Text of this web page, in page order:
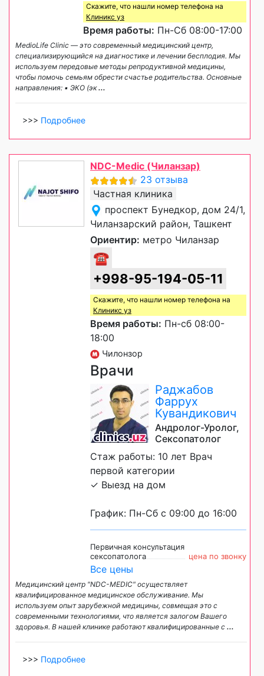
Скажите, что нашли номер телефона на
Клиникс уз
Время работы: Пн-Сб 08:00-17:00
MedioLife Clinic — это современный медицинский центр,
специализирующийся на диагностике и лечении бесплодия. Мы
используем передовые методы репродуктивной медицины,
чтобы помочь семьям обрести счастье родительства. Основные
направления: ▪️ ЭКО (эк...
>>> Подробнее
NDC-Medic (Чиланзар)
23 отзыва
Частная клиника
проспект Бунедкор, дом 24/1,
Чиланзарский район, Ташкент
Ориентир: метро Чиланзар
☎
+998-95-194-05-11
Скажите, что нашли номер телефона на
Клиникс уз
Время работы: Пн-сб 08:00-
18:00
Чилонзор
Врачи
Раджабов
Фаррух
Кувандикович
Андролог-Уролог,
Сексопатолог
Стаж работы: 10 лет Врач
первой категории
✓ Выезд на дом
График: Пн-Сб с 09:00 до 16:00
Первичная консультация
сексопатолога
цена по звонку
Все цены
Медицинский центр "NDC-MEDIC" осуществляет
квалифицированное медицинское обслуживание. Мы
используем опыт зарубежной медицины, совмещая это с
современными технологиями, что является залогом Вашего
здоровья. В нашей клинике работают квалифицированные с ...
>>> Подробнее